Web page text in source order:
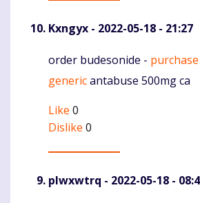
Kxngyx - 2022-05-18 - 21:27
Komentaras
order budesonide -
genericantabuse 500mg ca
Like 0
Dislike 0
plwxwtrq - 2022-05-18 -